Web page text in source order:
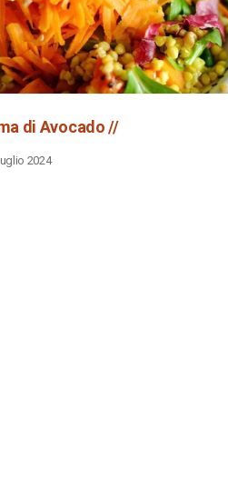
di Avocado //
2024